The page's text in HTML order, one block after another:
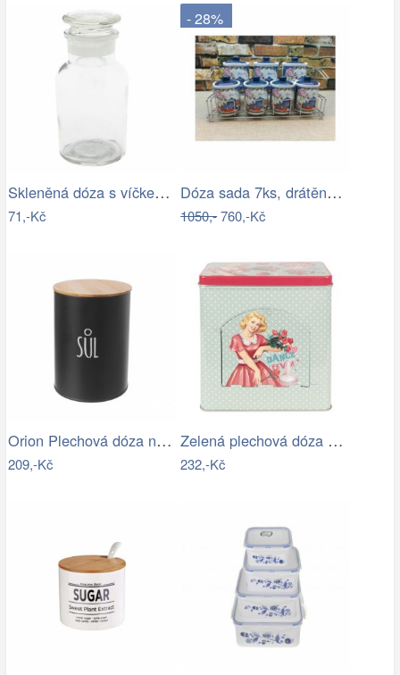
Skleněná dóza s víčkem - Ø 6*11 cm…
71,-Kč
- 28%
Dóza sada 7ks, drátěná polička FRESH TEA
1050,-760,-Kč
Orion Plechová dóza na sůl BLACK
209,-Kč
Zelená plechová dóza s víkem a otvorem…
232,-Kč